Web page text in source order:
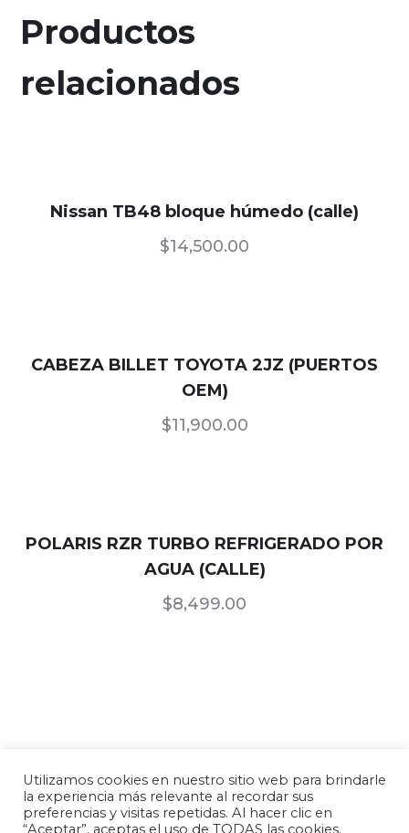
Productos
relacionados
Nissan TB48 bloque húmedo (calle)
$14,500.00
CABEZA BILLET TOYOTA 2JZ (PUERTOS
OEM)
$11,900.00
POLARIS RZR TURBO REFRIGERADO POR
AGUA (CALLE)
$8,499.00
Nuestros Productos/Términos de uso y
Condiciones/Política de Privacidad
Utilizamos cookies en nuestro sitio web para brindarle
la experiencia más relevante al recordar sus
preferencias y visitas repetidas. Al hacer clic en
“Aceptar”, aceptas el uso de TODAS las cookies.